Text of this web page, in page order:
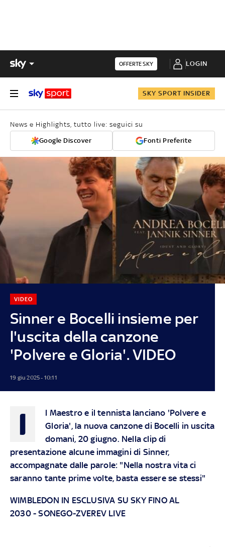
OFFERTE SKY LOGIN
SKY SPORT INSIDER
News e Highlights, tutto live: seguici su
Google Discover Fonti Preferite
Sinner e Bocelli insieme per
l'uscita della canzone
'Polvere e Gloria'. VIDEO
VIDEO
19 giu 2025 - 10:11
I
l Maestro e il tennista lanciano 'Polvere e
Gloria', la nuova canzone di Bocelli in uscita
domani, 20 giugno. Nella clip di
presentazione alcune immagini di Sinner,
accompagnate dalle parole: "Nella nostra vita ci
saranno tante prime volte, basta essere se stessi"
WIMBLEDON IN ESCLUSIVA SU SKY FINO AL
2030-SONEGO-ZVEREV LIVE